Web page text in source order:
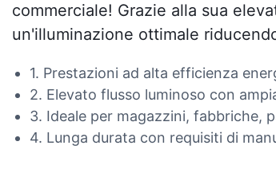
commerciale! Grazie alla sua
un'illuminazione ottimale
1. Prestazioni ad alta efficienza
2. Elevato flusso luminoso con
3. Ideale per magazzini, fabbriche,
4. Lunga durata con requisiti di